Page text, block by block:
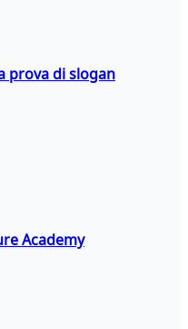
prova di slogan
Academy